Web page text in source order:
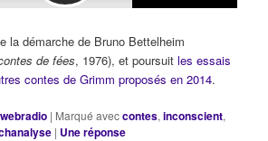
la démarche de Bruno Bettelheim
de fées, 1976), et poursuitles essais
contes de Grimm proposés en 2014.
webradio | Marqué aveccontes,inconscient,
| Uneréponse